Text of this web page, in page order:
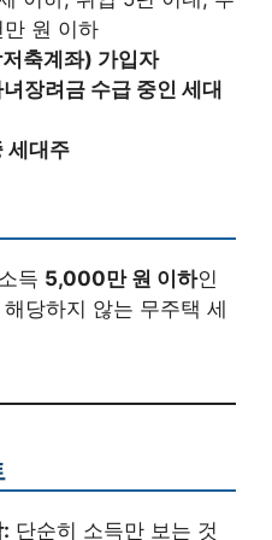
원 이하
축계좌) 가입자
장려금 수급 중인 세대
세대주
득 5,000만 원 이하인
해당하지 않는 무주택 세
단순히 소득만 보는 것